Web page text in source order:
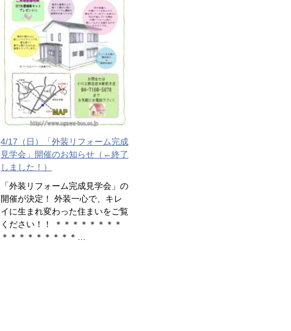
4/17（日）「外装リフォーム完成
見学会」開催のお知らせ（←終了
しました！）
「外装リフォーム完成見学会」の
開催が決定！ 外装一心で、キレ
イに生まれ変わった住まいをご覧
ください！！ ＊＊＊＊＊＊＊＊
＊＊＊＊＊＊＊＊＊…